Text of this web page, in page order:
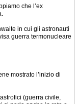
che l’ex
in cui gli astronauti
guerra termonucleare
mostrato l’inizio di
(guerra civile,